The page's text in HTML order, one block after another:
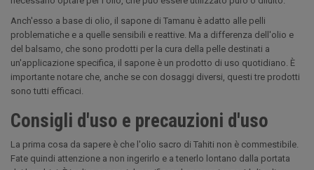
Anch'esso a base di olio, il sapone di Tamanu è adatto alle pelli
problematiche e a quelle sensibili e reattive. Ma a differenza dell'olio e
del balsamo, che sono prodotti per la cura della pelle destinati a
un'applicazione specifica, il sapone è un prodotto di uso quotidiano. È
importante notare che, anche se con dosaggi diversi, questi tre prodotti
sono tutti efficaci.
Consigli d'uso e precauzioni d'uso
La prima cosa da sapere è che l'olio sacro di Tahiti non è commestibile.
Fate quindi attenzione a non ingerirlo e a tenerlo lontano dalla portata